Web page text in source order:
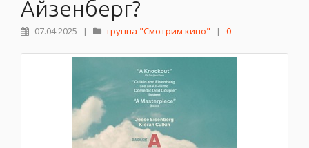
Айзенберг?
07.04.2025 | группа "Смотрим кино" | 0